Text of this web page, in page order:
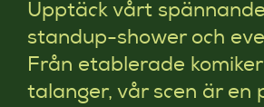
Upptäck vårt
standup-shower och
Från etablerade
talanger, vår scen är en